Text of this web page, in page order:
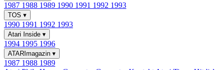
1987 1988 1989 1990 1991 1992 1993
TOS ▾
1990 1991 1992 1993
Atari Inside ▾
1994 1995 1996
ATARImagazin ▾
1987 1988 1989